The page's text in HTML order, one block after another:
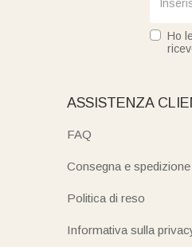
Ho
ASSISTENZA
FAQ
Consegna e spedizione
Politica di reso
Informativa sulla